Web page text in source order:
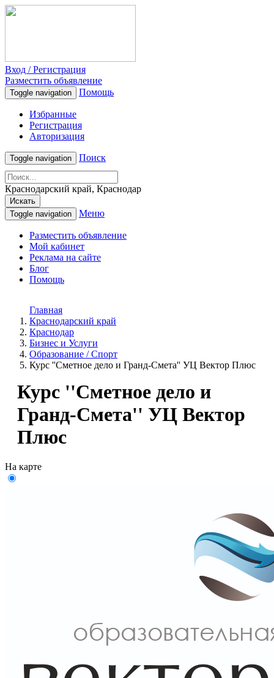
Вход / Регистрация
Разместить объявление
Toggle navigation Помощь
Избранные
Регистрация
Авторизация
Toggle navigation Поиск
Краснодарский край, Краснодар
Искать
Toggle navigation
Меню
Разместить объявление
Мой кабинет
Реклама на сайте
Блог
Помощь
Главная
Краснодарский край
Краснодар
Бизнес и Услуги
Образование / Спорт
Курс ''Сметное дело и Гранд-Смета'' УЦ Вектор Плюс
Курс ''Сметное дело и
Гранд-Смета'' УЦ Вектор
Плюс
На карте